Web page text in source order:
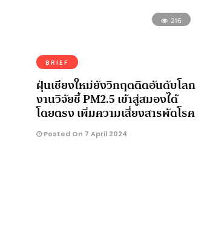
216
BRIEF
ฝุ่นเชียงใหม่ยังวิกฤตติดอันดับโลก
งานวิจัยชี้ PM2.5 เข้าสู่สมองได้
โดยตรง เพิ่มความเสี่ยงสารพัดโรค
Posted On 7 April 2024